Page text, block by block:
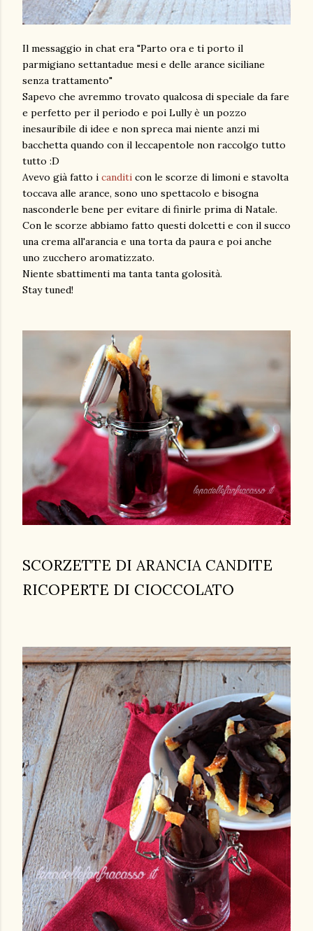
Il messaggio in chat era "Parto ora e ti porto il
parmigiano settantadue mesi e delle arance siciliane
senza trattamento"
Sapevo che avremmo trovato qualcosa di speciale da fare
e perfetto per il periodo e poi Lully è un pozzo
inesauribile di idee e non spreca mai niente anzi mi
bacchetta quando con il leccapentole non raccolgo tutto
tutto :D
Avevo già fatto i canditi con le scorze di limoni e stavolta
toccava alle arance, sono uno spettacolo e bisogna
nasconderle bene per evitare di finirle prima di Natale.
Con le scorze abbiamo fatto questi dolcetti e con il succo
una crema all'arancia e una torta da paura e poi anche
uno zucchero aromatizzato.
Niente sbattimenti ma tanta tanta golosità.
Stay tuned!
SCORZETTE DI ARANCIA CANDITE
RICOPERTE DI CIOCCOLATO